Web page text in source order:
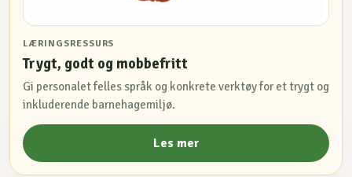
LÆRINGSRESSURS
Trygt, godt og mobbefritt
Gi personalet felles språk og konkrete verktøy for et trygt og
inkluderende barnehagemiljø.
Les mer